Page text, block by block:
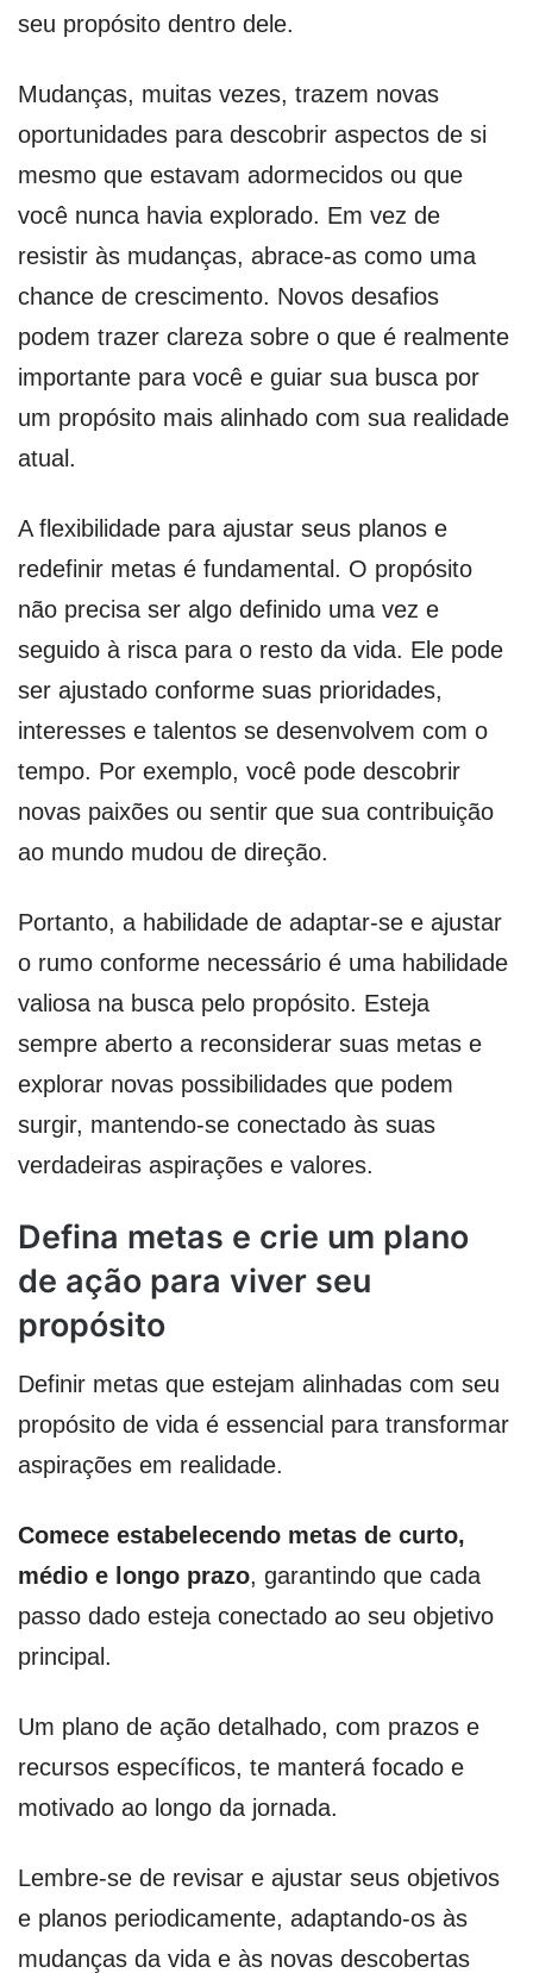
seu propósito dentro dele.
Mudanças, muitas vezes, trazem novas
oportunidades para descobrir aspectos de si
mesmo que estavam adormecidos ou que
você nunca havia explorado. Em vez de
resistir às mudanças, abrace-as como uma
chance de crescimento. Novos desafios
podem trazer clareza sobre o que é realmente
importante para você e guiar sua busca por
um propósito mais alinhado com sua realidade
atual.
A flexibilidade para ajustar seus planos e
redefinir metas é fundamental. O propósito
não precisa ser algo definido uma vez e
seguido à risca para o resto da vida. Ele pode
ser ajustado conforme suas prioridades,
interesses e talentos se desenvolvem com o
tempo. Por exemplo, você pode descobrir
novas paixões ou sentir que sua contribuição
ao mundo mudou de direção.
Portanto, a habilidade de adaptar-se e ajustar
o rumo conforme necessário é uma habilidade
valiosa na busca pelo propósito. Esteja
sempre aberto a reconsiderar suas metas e
explorar novas possibilidades que podem
surgir, mantendo-se conectado às suas
verdadeiras aspirações e valores.
Defina metas e crie um plano
de ação para viver seu
propósito
Definir metas que estejam alinhadas com seu
propósito de vida é essencial para transformar
aspirações em realidade.
Comece estabelecendo metas de curto,
médio e longo prazo, garantindo que cada
passo dado esteja conectado ao seu objetivo
principal.
Um plano de ação detalhado, com prazos e
recursos específicos, te manterá focado e
motivado ao longo da jornada.
Lembre-se de revisar e ajustar seus objetivos
e planos periodicamente, adaptando-os às
mudanças da vida e às novas descobertas